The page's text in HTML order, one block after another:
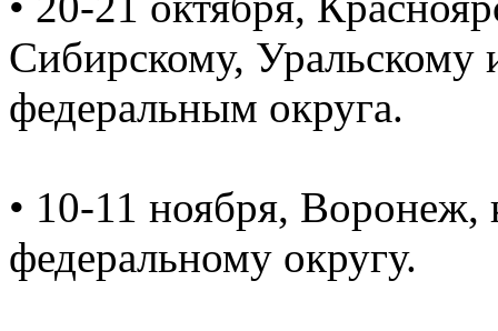
Сибирскому, Уральскому
федеральным округа.
• 10-11 ноября,
федеральному округу.